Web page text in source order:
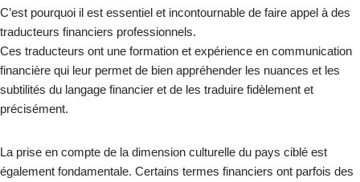
C’est pourquoi il est essentiel et incontournable de faire appel à des
traducteurs financiers professionnels.
Ces traducteurs ont une formation et expérience en communication
financière qui leur permet de bien appréhender les nuances et les
subtilités du langage financier et de les traduire fidèlement et
précisément.
La prise en compte de la dimension culturelle du pays ciblé est
également fondamentale. Certains termes financiers ont parfois des